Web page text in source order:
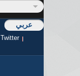
عربي
Twitter